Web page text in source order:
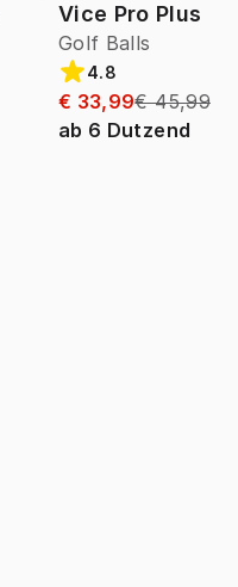
Vice Pro Plus
Golf Balls
4.8
€ 33,99€ 45,99
ab 6 Dutzend